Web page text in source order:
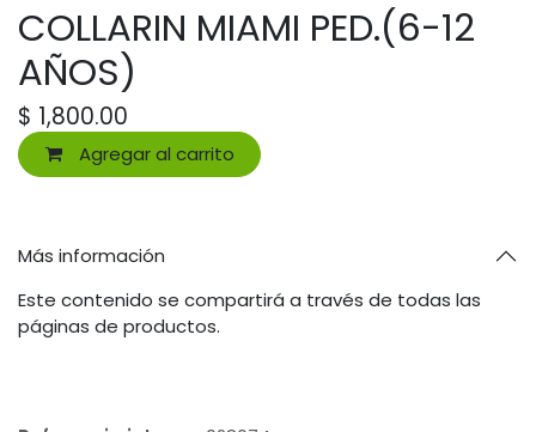
COLLARIN MIAMI PED.(6-12
AÑOS)
$ 1,800.00
Agregar al carrito
Más información
Este contenido se compartirá a través de todas las
páginas de productos.